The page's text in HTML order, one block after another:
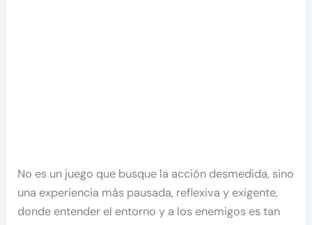
No es un juego que busque la acción desmedida, sino
una experiencia más pausada, reflexiva y exigente,
donde entender el entorno y a los enemigos es tan